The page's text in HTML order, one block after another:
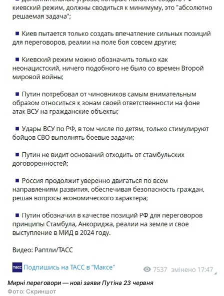
Мирні переговори — нові заяви Путіна 23 червня
Фото: Скриншот